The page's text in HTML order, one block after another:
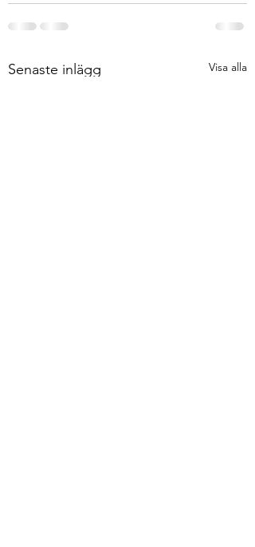
Senaste inlägg Visa alla